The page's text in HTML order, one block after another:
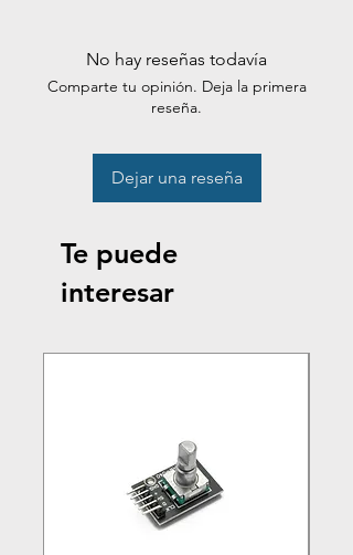
No hay reseñas todavía
Comparte tu opinión. Deja la primera
reseña.
Dejar una reseña
Te puede
interesar